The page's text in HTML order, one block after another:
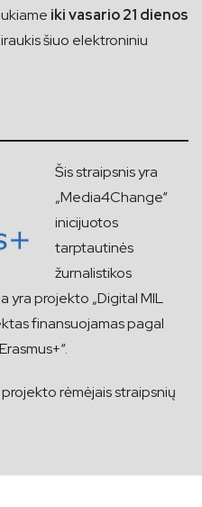
iki vasario 21 dienos
šiuo elektroniniu
Šis straipsnis yra
„Media4Change“
inicijuotos
tarptautinės
žurnalistikos
yra projekto „Digital MIL
finansuojamas pagal
rėmėjais straipsnių